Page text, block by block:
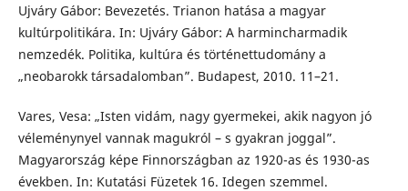
Ujváry Gábor: Bevezetés. Trianon hatása a magyar
kultúrpolitikára. In: Ujváry Gábor: A harmincharmadik
nemzedék. Politika, kultúra és történettudomány a
„neobarokk társadalomban”. Budapest, 2010. 11–21.
Vares, Vesa: „Isten vidám, nagy gyermekei, akik nagyon jó
véleménynyel vannak magukról – s gyakran joggal”.
Magyarország képe Finnországban az 1920-as és 1930-as
években. In: Kutatási Füzetek 16. Idegen szemmel.